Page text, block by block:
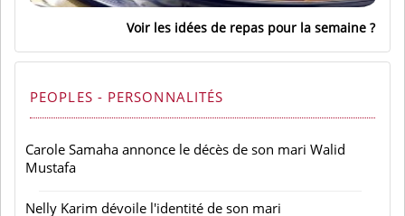
PEOPLES - PERSONNALITÉS
Carole Samaha annonce le décès de son mari Walid